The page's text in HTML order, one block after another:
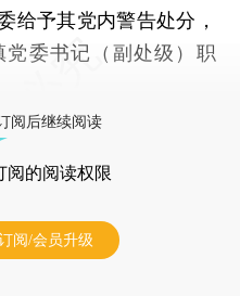
给予其党内警告处分，
委书记（副处级）职
阅后继续阅读
阅的阅读权限
阅/会员升级